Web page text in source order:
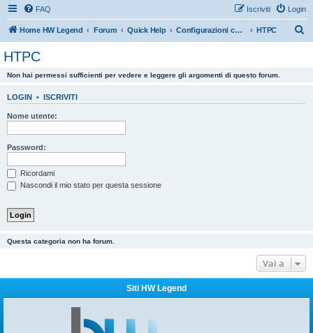
FAQ Login
Iscriviti
Home HW Legend Forum Quick Help Configurazioni consigliate da HW Legend HTPC
HTPC
Non hai permessi sufficienti per vedere e leggere gli argomenti di questo forum.
LOGIN • ISCRIVITI
Nome utente:
Password:
Ricordami
Nascondi il mio stato per questa sessione
Questa categoria non ha forum.
Vai a
Siti HW Legend